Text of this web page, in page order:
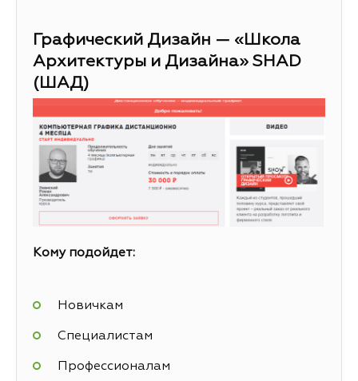
Графический Дизайн — «Школа
Архитектуры и Дизайна» SHAD
(ШАД)
Кому подойдет:
Новичкам
Специалистам
Профессионалам